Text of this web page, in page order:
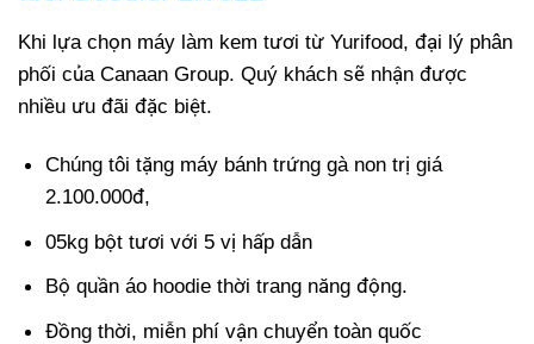
Khi lựa chọn máy làm kem tươi từ Yurifood, đại lý phân
phối của Canaan Group. Quý khách sẽ nhận được
nhiều ưu đãi đặc biệt.
Chúng tôi tặng máy bánh trứng gà non trị giá
2.100.000đ,
05kg bột tươi với 5 vị hấp dẫn
Bộ quần áo hoodie thời trang năng động.
Đồng thời, miễn phí vận chuyển toàn quốc